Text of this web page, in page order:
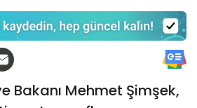
Bakanı Mehmet Şimşek,